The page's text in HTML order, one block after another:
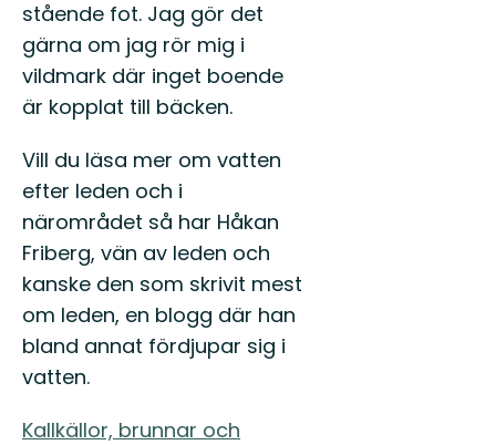
stående fot. Jag gör det
gärna om jag rör mig i
vildmark där inget boende
är kopplat till bäcken.
Vill du läsa mer om vatten
efter leden och i
närområdet så har Håkan
Friberg, vän av leden och
kanske den som skrivit mest
om leden, en blogg där han
bland annat fördjupar sig i
vatten.
Kallkällor, brunnar och